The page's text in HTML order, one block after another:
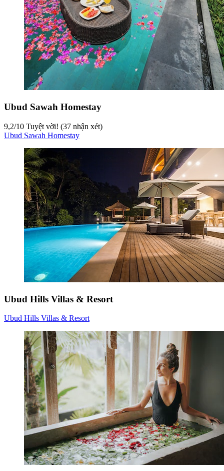
Ubud Sawah Homestay
9,2/10 Tuyệt vời! (37 nhận xét)
Ubud Sawah Homestay
Ubud Hills Villas & Resort
Ubud Hills Villas & Resort